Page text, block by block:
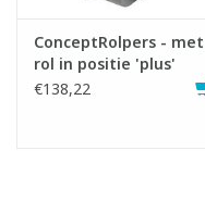
ConceptRolpers - met
rol in positie 'plus'
€138,22